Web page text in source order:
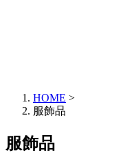
HOME >
服飾品
服飾品